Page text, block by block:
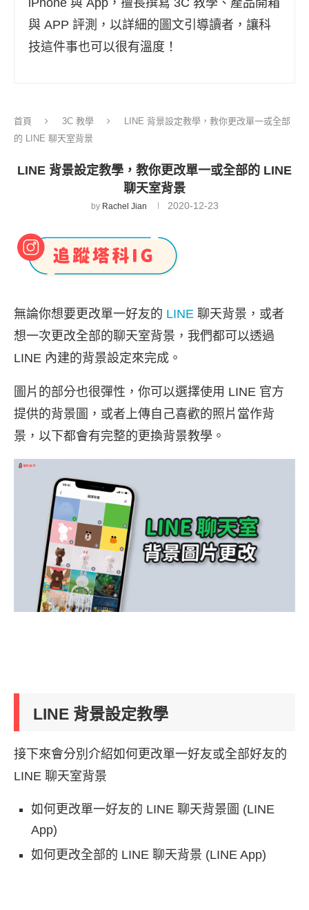
與 APP 評測，以詳細的圖文引導讀者，讓科
技這件事也可以很有溫度！
首頁 3C 教學
LINE 背景設定教學，教你更改單一或全部
的 LINE 聊天室背景
LINE 背景設定教學，教你更改單一或全部的 LINE
聊天室背景
by Rachel Jian 2020-12-23
無論你想要更改單一好友的 LINE 聊天背景，或者
想一次更改全部的聊天室背景，我們都可以透過
LINE 內建的背景設定來完成。
圖片的部分也很彈性，你可以選擇使用 LINE 官方
提供的背景圖，或者上傳自己喜歡的照片當作背
景，以下都會有完整的更換背景教學。
LINE 背景設定教學
接下來會分別介紹如何更改單一好友或全部好友的
LINE 聊天室背景
如何更改單一好友的 LINE 聊天背景圖 (LINE
App)
如何更改全部的 LINE 聊天背景 (LINE App)